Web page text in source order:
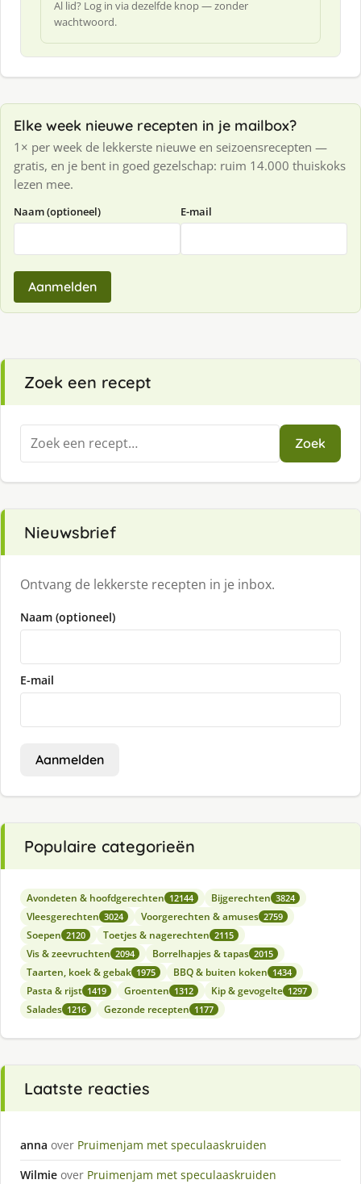
Al lid? Log in via dezelfde knop — zonder
wachtwoord.
Elke week nieuwe recepten in je mailbox?
1× per week de lekkerste nieuwe en seizoensrecepten —
gratis, en je bent in goed gezelschap: ruim 14.000 thuiskoks
lezen mee.
Naam (optioneel) E-mail
Aanmelden
Zoek een recept
Zoeken
naar:
Zoek
Nieuwsbrief
Ontvang de lekkerste recepten in je inbox.
Naam (optioneel)
E-mail
Aanmelden
Populaire categorieën
Avondeten & hoofdgerechten 12144 Bijgerechten 3824
Vleesgerechten 3024 Voorgerechten & amuses 2759
Soepen 2120 Toetjes & nagerechten 2115
Vis & zeevruchten 2094 Borrelhapjes & tapas 2015
Taarten, koek & gebak 1975 BBQ & buiten koken 1434
Pasta & rijst 1419 Groenten 1312 Kip & gevogelte 1297
Salades 1216 Gezonde recepten 1177
Laatste reacties
anna over Pruimenjam met speculaaskruiden
Wilmie over Pruimenjam met speculaaskruiden